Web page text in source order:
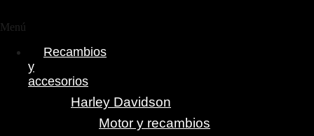
Menú
Recambios
y
accesorios
Harley Davidson
Motor y recambios